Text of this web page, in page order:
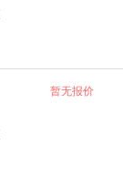
暂无报价